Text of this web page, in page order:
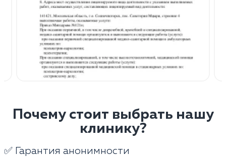
Почему стоит выбрать нашу
клинику?
✅ Гарантия анонимности